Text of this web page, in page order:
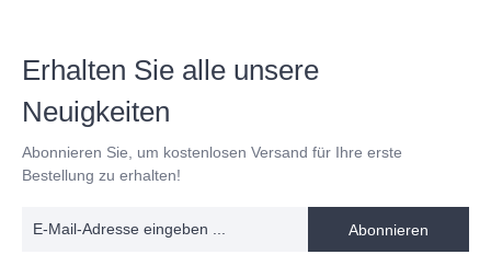
begehrte Standard 100 Oeko-Tex® Zertifikat. So kannst
du nicht nur den Luxus von mindestens 400 Fäden
genießen, sondern auch die Gewissheit einer sauberen
und sicheren Schlafoberfläche haben.
und alle weiteren
Bettwarensind auch unsere Kissenbezüge darauf
ausgelegt, sich deinem Schlafzimmer problemlos
Erhalten Sie alle unsere
Neuigkeiten
Abonnieren Sie, um kostenlosen Versand für Ihre erste
Bestellung zu erhalten!
Abonnieren